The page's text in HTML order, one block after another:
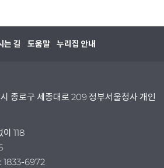
는 길 도움말 누리집 안내
종로구 세종대로 209 정부서울청사 개인
118
1833-6972